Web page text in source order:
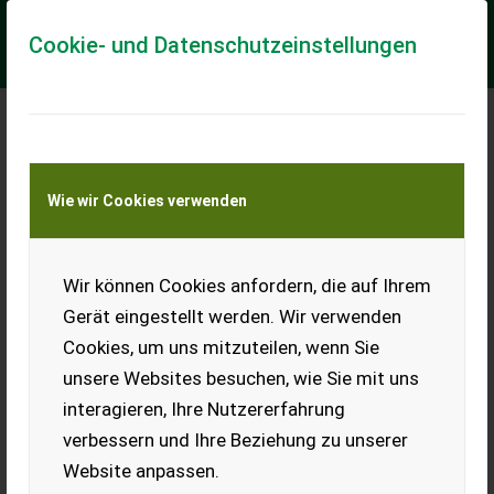
Cookie- und Datenschutzeinstellungen
Wie wir Cookies verwenden
Wir können Cookies anfordern, die auf Ihrem
Gerät eingestellt werden. Wir verwenden
Cookies, um uns mitzuteilen, wenn Sie
unsere Websites besuchen, wie Sie mit uns
interagieren, Ihre Nutzererfahrung
verbessern und Ihre Beziehung zu unserer
Website anpassen.
Meine Transportkostenanfrage
Transport von Land- und Baumaschinen –
KEINE Tiertransporte
Honig 1/2kg 1kg 10kg
Imker aus der Pyhrn-Priel
Region. Blütenhonig, Blüten-
mit Waldhonig den begehrten
Blütencremehonig. 500 g
(Blütencremehonig nur in
500 g Gläser für € 8,-) 1000g Gläser für € 14,-. 10 kg Behälter